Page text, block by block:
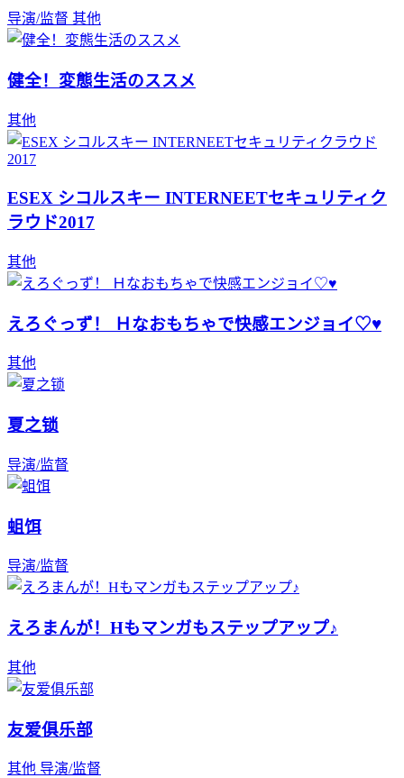
导演/监督 其他
健全！変態生活のススメ
其他
ESEX シコルスキー INTERNEETセキュリティク
ラウド2017
其他
えろぐっず！ Ｈなおもちゃで快感エンジョイ♡♥
其他
夏之锁
导演/监督
蛆饵
导演/监督
えろまんが！Hもマンガもステップアップ♪
其他
友爱俱乐部
其他 导演/监督